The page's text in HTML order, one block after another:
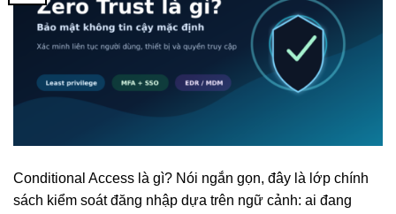
Conditional Access là gì? Nói ngắn gọn, đây là lớp chính
sách kiểm soát đăng nhập dựa trên ngữ cảnh: ai đang